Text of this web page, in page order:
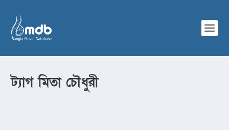
ট্যাগমিতা চৌধুরী